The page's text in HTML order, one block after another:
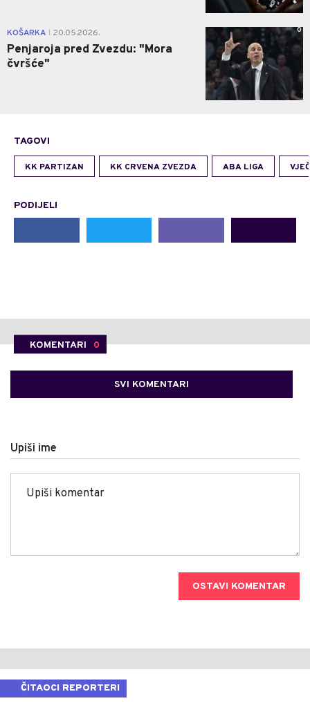
KOŠARKA 20.05.2026.
Penjaroja pred Zvezdu: "Mora
čvršće"
0
TAGOVI
KK PARTIZAN KK CRVENA ZVEZDA ABA LIGA
PODIJELI
KOMENTARI 0
SVI KOMENTARI
Upiši ime
OSTAVI KOMENTAR
ČITAOCI REPORTERI